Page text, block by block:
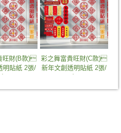
旺財(B款)
明貼紙 2張/
彩之舞富貴旺財(C款)
新年文創透明貼紙 2張/